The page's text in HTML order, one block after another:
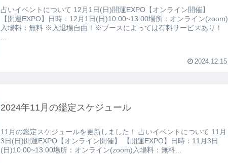
占いイベントについて 12月1日(日)開運EXPO【オンライン開催】
【開運EXPO】日時：12月1日(日)10:00~13:00場所：オンライン(zoom)
入場料：無料 ※入退場自由！※ブースによっては有料サービスあり！
2024.12.15
2024年11月の鑑定スケジュール
11月の鑑定スケジュールを更新しました！ 占いイベントについて 11月
3日(日)開運EXPO【オンライン開催】 【開運EXPO】日時：11月3日
(日)10:00~13:00場所：オンライン(zoom)入場料：無料...